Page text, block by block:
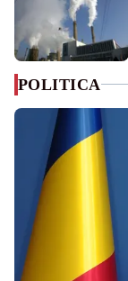
POLITICA